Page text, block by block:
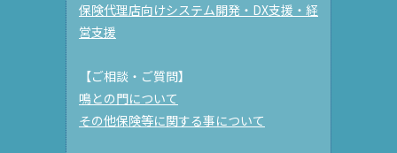
保険代理店向けシステム開発・DX支援・経
営支援
【ご相談・ご質問】
鳴との門について
その他保険等に関する事について